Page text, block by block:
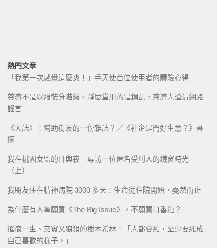
熱門文章
「我第一次感覺這麼爽！」手天使首位使用者的體驗心得
慈濟不是以服裝分階級、靜思堂用的是銅瓦，慈濟人澄清網路
謠言
《大誌》：幫助街友的一份雜誌？／《社企是門好生意？》書
摘
我在桃園女監的日與夜－專訪一位匿名受刑人的鐵窗時光
（上）
我朋友住在精神病院 3000 多天：生命從住院開始，戞然而止
為什麼有人寧願買《The Big Issue》，不願買口香糖？
搖滾一生、充實又狼狽的樹木希林：「人都會死，至少要死成
自己喜歡的樣子。」